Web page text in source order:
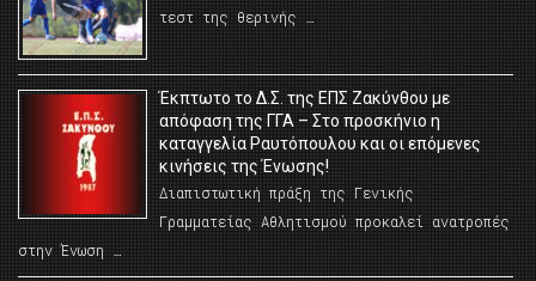
τεστ της θερινής …
Έκπτωτο το Δ.Σ. της ΕΠΣ Ζακύνθου με
απόφαση της ΓΓΑ – Στο προσκήνιο η
καταγγελία Ραυτόπουλου και οι επόμενες
κινήσεις της Ένωσης!
Διαπιστωτική πράξη της Γενικής
Γραμματείας Αθλητισμού προκαλεί ανατροπές
στην Ένωση …